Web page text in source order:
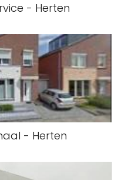
- Herten
- Herten